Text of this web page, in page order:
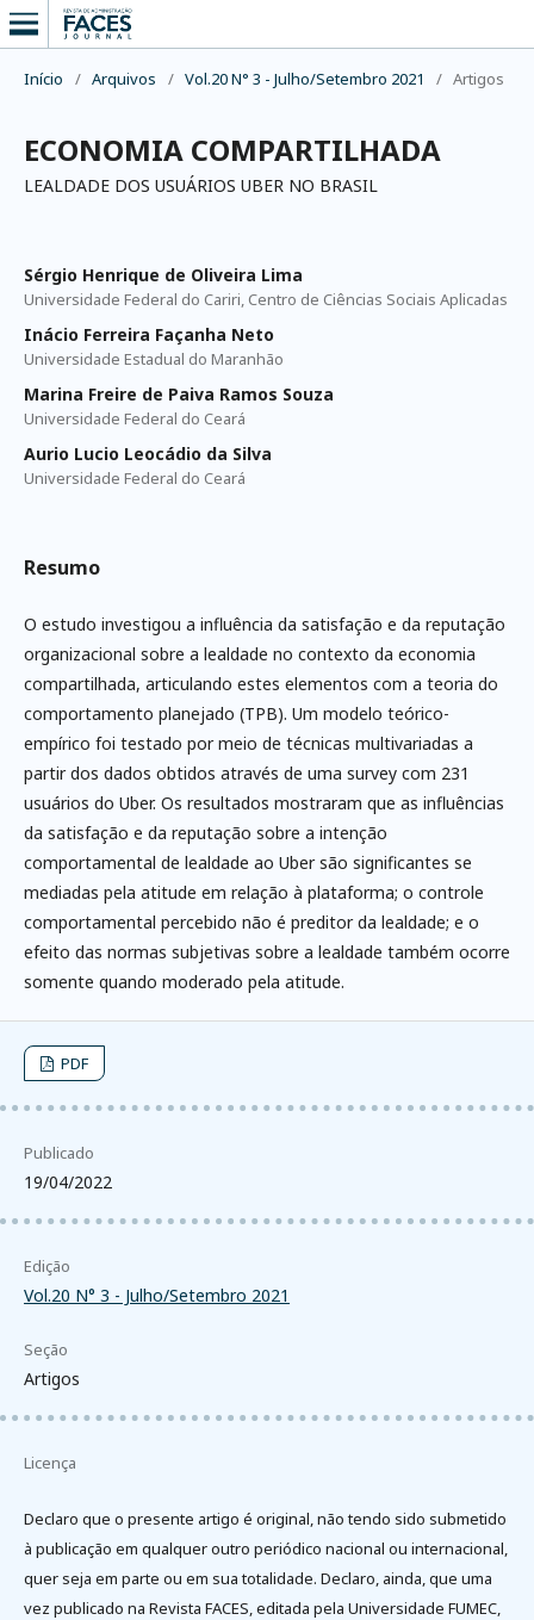
Início / Arquivos / Vol.20 N° 3 - Julho/Setembro 2021 / Artigos
ECONOMIA COMPARTILHADA
LEALDADE DOS USUÁRIOS UBER NO BRASIL
Sérgio Henrique de Oliveira Lima
Universidade Federal do Cariri, Centro de Ciências Sociais Aplicadas
Inácio Ferreira Façanha Neto
Universidade Estadual do Maranhão
Marina Freire de Paiva Ramos Souza
Universidade Federal do Ceará
Aurio Lucio Leocádio da Silva
Universidade Federal do Ceará
Resumo
O estudo investigou a influência da satisfação e da reputação
organizacional sobre a lealdade no contexto da economia
compartilhada, articulando estes elementos com a teoria do
comportamento planejado (TPB). Um modelo teórico-
empírico foi testado por meio de técnicas multivariadas a
partir dos dados obtidos através de uma survey com 231
usuários do Uber. Os resultados mostraram que as influências
da satisfação e da reputação sobre a intenção
comportamental de lealdade ao Uber são significantes se
mediadas pela atitude em relação à plataforma; o controle
comportamental percebido não é preditor da lealdade; e o
efeito das normas subjetivas sobre a lealdade também ocorre
somente quando moderado pela atitude.
PDF
Publicado
19/04/2022
Edição
Vol.20 N° 3 - Julho/Setembro 2021
Seção
Artigos
Licença
Declaro que o presente artigo é original, não tendo sido submetido
à publicação em qualquer outro periódico nacional ou internacional,
quer seja em parte ou em sua totalidade. Declaro, ainda, que uma
vez publicado na Revista FACES, editada pela Universidade FUMEC,